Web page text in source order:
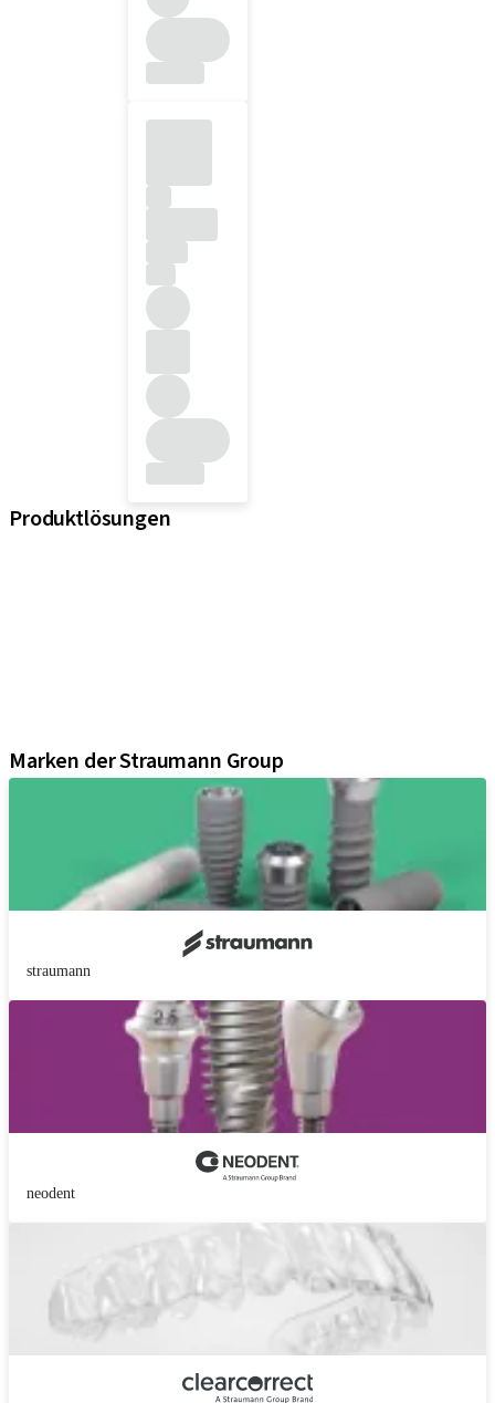
Produktlösungen
Marken der Straumann Group
straumann
neodent